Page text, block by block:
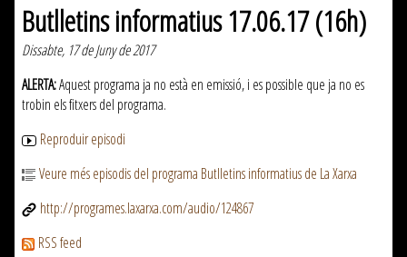
Butlletins informatius 17.06.17 (16h)
Dissabte, 17 de Juny de 2017
ALERTA:Aquest programa ja no està en emissió, i es possible que ja no es
trobin els fitxers del programa.
Reproduir episodi
Veure més episodis del programa Butlletins informatius de La Xarxa
http://programes.laxarxa.com/audio/124867
RSS feed